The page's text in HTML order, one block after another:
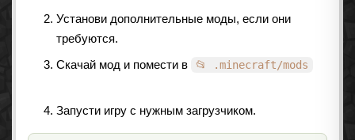
Установи дополнительные моды, если они
требуются.
Скачай мод и помести в
📂 .minecraft/mods
Запусти игру с нужным загрузчиком.